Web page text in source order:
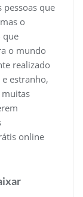
pessoas que
o
que
o mundo
realizado
estranho,
online